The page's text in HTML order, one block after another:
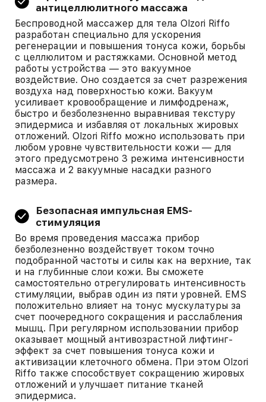
антицеллюлитного массажа
Беспроводной массажер для тела Olzori Riffo
разработан специально для ускорения
регенерации и повышения тонуса кожи, борьбы
с целлюлитом и растяжками. Основной метод
работы устройства — это вакуумное
воздействие. Оно создается за счет разрежения
воздуха над поверхностью кожи. Вакуум
усиливает кровообращение и лимфодренаж,
быстро и безболезненно выравнивая текстуру
эпидермиса и избавляя от локальных жировых
отложений. Olzori Riffo можно использовать при
любом уровне чувствительности кожи — для
этого предусмотрено 3 режима интенсивности
массажа и 2 вакуумные насадки разного
размера.
Безопасная импульсная EMS-
стимуляция
Во время проведения массажа прибор
безболезненно воздействует током точно
подобранной частоты и силы как на верхние, так
и на глубинные слои кожи. Вы сможете
самостоятельно отрегулировать интенсивность
стимуляции, выбрав один из пяти уровней. EMS
положительно влияет на тонус мускулатуры за
счет поочередного сокращения и расслабления
мышц. При регулярном использовании прибор
оказывает мощный антивозрастной лифтинг-
эффект за счет повышения тонуса кожи и
активизации клеточного обмена. При этом Olzori
Riffo также способствует сокращению жировых
отложений и улучшает питание тканей
эпидермиса.